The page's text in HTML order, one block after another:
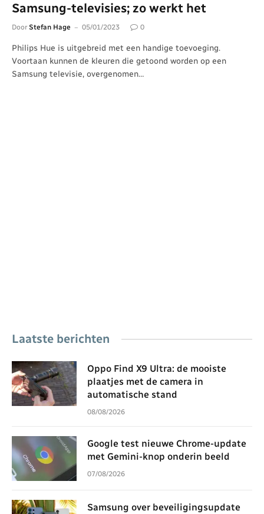
Samsung-televisies; zo werkt het
Door Stefan Hage 05/01/2023 0
Philips Hue is uitgebreid met een handige toevoeging.
Voortaan kunnen de kleuren die getoond worden op een
Samsung televisie, overgenomen…
Laatste berichten
Oppo Find X9 Ultra: de mooiste
plaatjes met de camera in
automatische stand
08/08/2026
Google test nieuwe Chrome-update
met Gemini-knop onderin beeld
07/08/2026
Samsung over beveiligingsupdate